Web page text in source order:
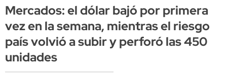
Mercados: el dólar bajó por primera
vez en la semana, mientras el riesgo
país volvió a subir y perforó las 450
unidades